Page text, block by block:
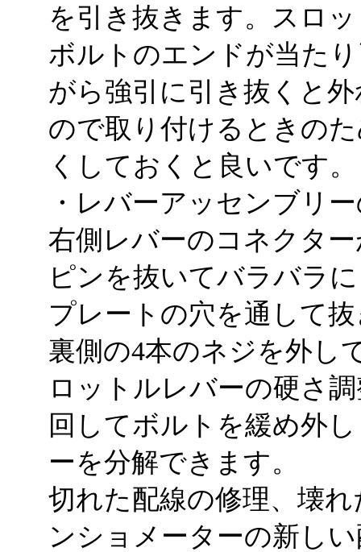
を引き抜きます。スロ
ボルトのエンドが当た
がら強引に引き抜くと
ので取り付けるときの
くしておくと良いです。
・レバーアッセンブリ
右側レバーのコネクタ
ピンを抜いてバラバラ
プレートの穴を通して
裏側の4本のネジを外し
ロットルレバーの硬さ
回してボルトを緩め外
ーを分解できます。
切れた配線の修理、壊
ンショメーターの新し